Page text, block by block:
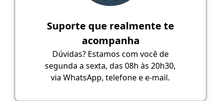
Suporte que realmente te
acompanha
Dúvidas? Estamos com você de
segunda a sexta, das 08h às 20h30,
via WhatsApp, telefone e e-mail.